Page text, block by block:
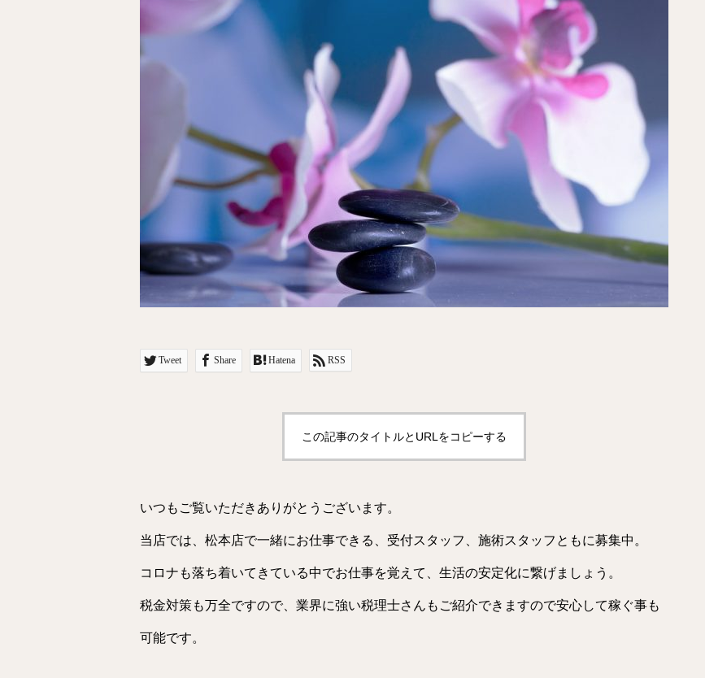
Tweet Share Hatena RSS
この記事のタイトルとURLをコピーする
いつもご覧いただきありがとうございます。
当店では、松本店で一緒にお仕事できる、受付スタッフ、施術スタッフともに募集中。
コロナも落ち着いてきている中でお仕事を覚えて、生活の安定化に繋げましょう。
税金対策も万全ですので、業界に強い税理士さんもご紹介できますので安心して稼ぐ事も
可能です。